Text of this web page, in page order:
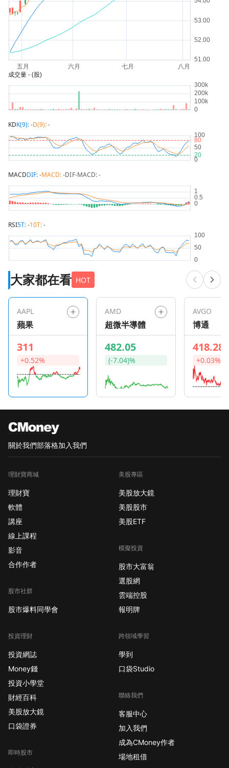
成交量- (股)
KDK(9):-D(9):-
MACDDIF:-MACD:-DIF-MACD:-
RSI5T:-10T:-
大家都在看 HOT
AAPL
蘋果
311
+0.52%
AMD
超微半導體
482.05
(-7.04)%
AVGO
博通
418.28
+0.03%
關於我們部落格加入我們
理財寶商城
理財寶
軟體
講座
線上課程
影音
合作作者
股市社群
股市爆料同學會
投資理財
投資網誌
Money錢
投資小學堂
財經百科
美股放大鏡
口袋證券
即時股市
美股專區
美股放大鏡
美股股市
美股ETF
模擬投資
股市大富翁
選股網
雲端控股
報明牌
跨領域學習
學到
口袋Studio
聯絡我們
客服中心
加入我們
成為CMoney作者
場地租借